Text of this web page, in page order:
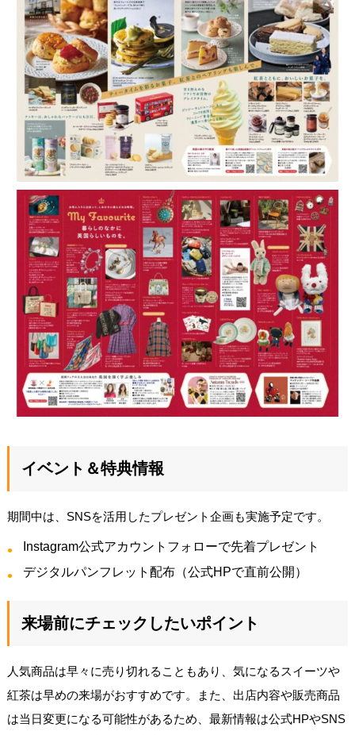
イベント＆特典情報
期間中は、SNSを活用したプレゼント企画も実施予定です。
Instagram公式アカウントフォローで先着プレゼント
デジタルパンフレット配布（公式HPで直前公開）
来場前にチェックしたいポイント
人気商品は早々に売り切れることもあり、気になるスイーツや
紅茶は早めの来場がおすすめです。また、出店内容や販売商品
は当日変更になる可能性があるため、最新情報は公式HPやSNS